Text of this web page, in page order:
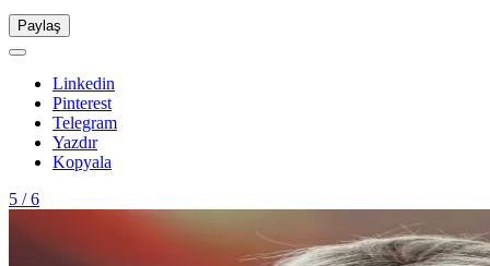
Paylaş
Linkedin
Pinterest
Telegram
Yazdır
Kopyala
5 / 6